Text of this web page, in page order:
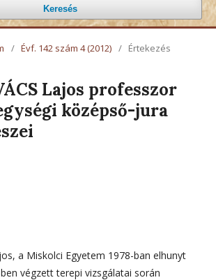
Keresés
/ Évf. 142 szám 4 (2012) / Értekezés
Lajos professzor
középső-jura
a Miskolci Egyetem 1978-ban elhunyt
végzett terepi vizsgálatai során